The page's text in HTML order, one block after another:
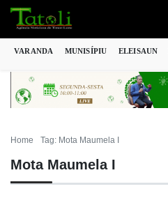
VARANDA MUNISÍPIU ELEISAUN
Home Tag: Mota Maumela I
Mota Maumela I